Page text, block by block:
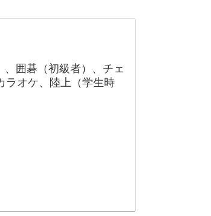
囲碁（初級者）、チェ
ラオケ、陸上（学生時